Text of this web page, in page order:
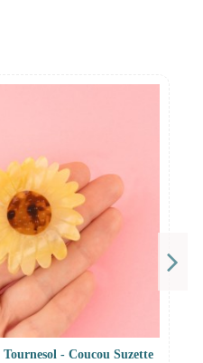
Tournesol - Coucou Suzette